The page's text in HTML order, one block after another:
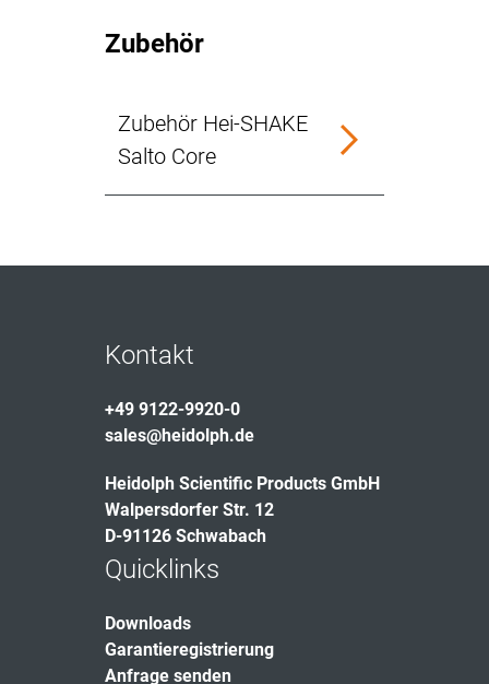
Zubehör
Zubehör Hei-SHAKE
Salto Core
Kontakt
+49 9122-9920-0
sales@heidolph.de
Heidolph Scientific Products GmbH
Walpersdorfer Str. 12
D-91126 Schwabach
Quicklinks
Downloads
Garantieregistrierung
Anfrage senden